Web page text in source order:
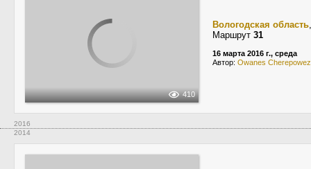
410
Вологодская область
Маршрут 31
16 марта 2016 г., среда
Автор: Owanes Cherepowez
2016
2014